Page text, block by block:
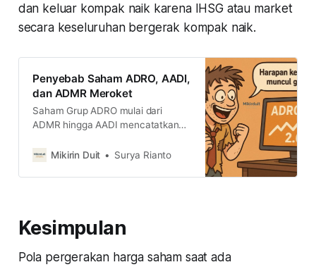
dan keluar kompak naik karena IHSG atau market
secara keseluruhan bergerak kompak naik.
Penyebab Saham ADRO, AADI,
dan ADMR Meroket
Saham Grup ADRO mulai dari
ADMR hingga AADI mencatatkan
saham terkait bergerak cukup mix.
ADRO, AADI, dan ADMR naik?
Mikirin Duit Surya Rianto
Kesimpulan
Pola pergerakan harga saham saat ada